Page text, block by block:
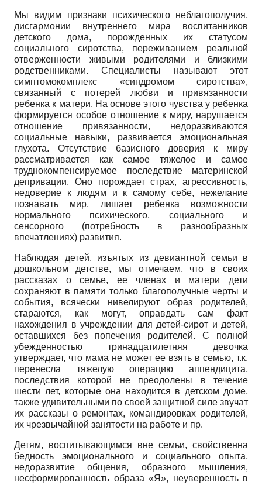
Мы видим признаки психического неблагополучия,
дисгармонии внутреннего мира воспитанников
детского дома, порожденных их статусом
социального сиротства, переживанием реальной
отверженности живыми родителями и близкими
родственниками. Специалисты называют этот
симптомокомплекс «синдромом сиротства»,
связанный с потерей любви и привязанности
ребенка к матери. На основе этого чувства у ребенка
формируется особое отношение к миру, нарушается
отношение привязанности, недоразвиваются
социальные навыки, развивается эмоциональная
глухота. Отсутствие базисного доверия к миру
рассматривается как самое тяжелое и самое
труднокомпенсируемое последствие материнской
депривации. Оно порождает страх, агрессивность,
недоверие к людям и к самому себе, нежелание
познавать мир, лишает ребенка возможности
нормального психического, социального и
сенсорного (потребность в разнообразных
впечатлениях) развития.
Наблюдая детей, изъятых из девиантной семьи в
дошкольном детстве, мы отмечаем, что в своих
рассказах о семье, ее членах и матери дети
сохраняют в памяти только благополучные черты и
события, всячески нивелируют образ родителей,
стараются, как могут, оправдать сам факт
нахождения в учреждении для детей-сирот и детей,
оставшихся без попечения родителей. С полной
убежденностью тринадцатилетняя девочка
утверждает, что мама не может ее взять в семью, т.к.
перенесла тяжелую операцию аппендицита,
последствия которой не преодолены в течение
шести лет, которые она находится в детском доме,
также удивительными по своей защитной силе звучат
их рассказы о ремонтах, командировках родителей,
их чрезвычайной занятости на работе и пр.
Детям, воспитывающимся вне семьи, свойственна
бедность эмоционального и социального опыта,
недоразвитие общения, образного мышления,
несформированность образа «Я», неуверенность в